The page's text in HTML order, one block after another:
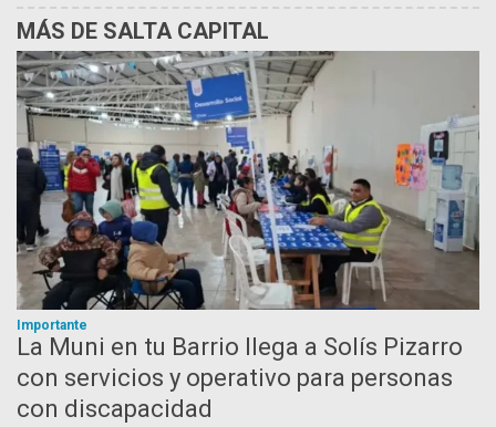
MÁS DE SALTA CAPITAL
Importante
La Muni en tu Barrio llega a Solís Pizarro
con servicios y operativo para personas
con discapacidad